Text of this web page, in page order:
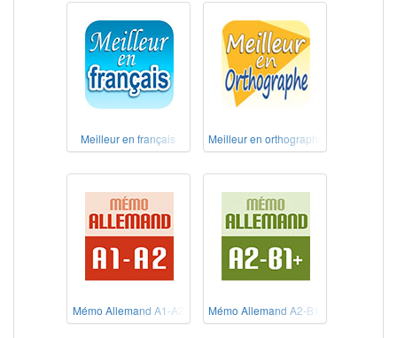
Meilleur en français Meilleur en orthographe
Mémo Allemand A1-A2 Mémo Allemand A2-B1+